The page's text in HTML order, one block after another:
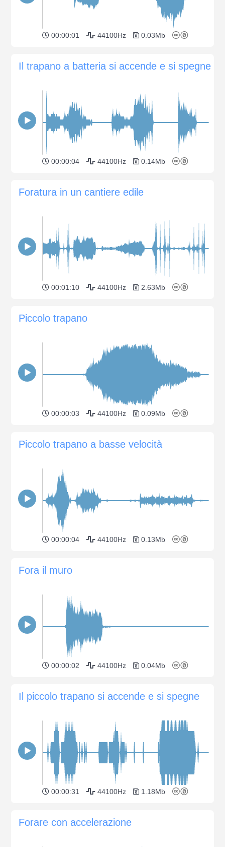
00:00:01 44100Hz 0.03Mb
Il trapano a batteria si accende e si spegne
00:00:04 44100Hz 0.14Mb
Foratura in un cantiere edile
00:01:10 44100Hz 2.63Mb
Piccolo trapano
00:00:03 44100Hz 0.09Mb
Piccolo trapano a basse velocità
00:00:04 44100Hz 0.13Mb
Fora il muro
00:00:02 44100Hz 0.04Mb
Il piccolo trapano si accende e si spegne
00:00:31 44100Hz 1.18Mb
Forare con accelerazione